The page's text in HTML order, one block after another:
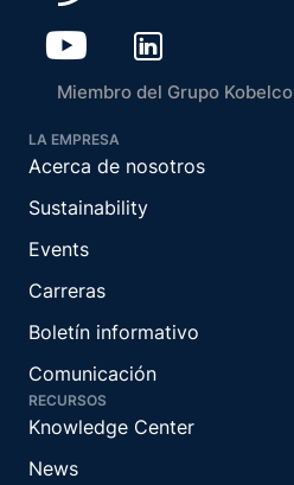
Miembro del Grupo Kobelco
LA EMPRESA
Acerca de nosotros
Sustainability
Events
Carreras
Boletín informativo
Comunicación
RECURSOS
Knowledge Center
News